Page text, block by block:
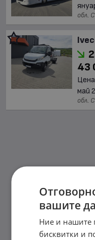
обл.
43
май
обл.
вашите
Ние и нашите
бисквитки и